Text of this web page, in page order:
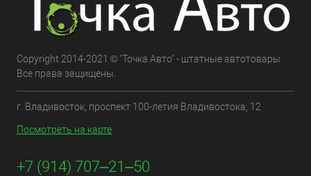
Copyright 2014-2021 © "Точка Авто" - штатные автотовары.
Все права защищены.
г. Владивосток, проспект 100-летия Владивостока, 12
Посмотреть на карте
+7 (914) 707‒21‒50